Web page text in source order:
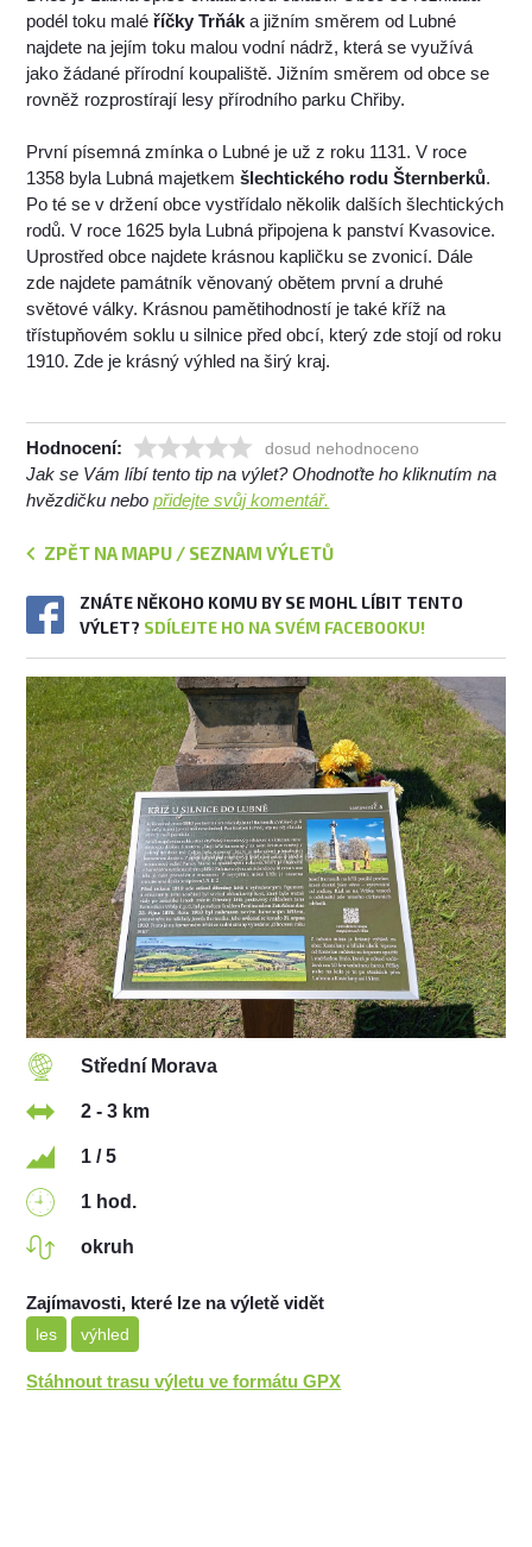
podél toku maléříčky Trňák a jižním směrem od Lubné
najdete na jejím toku malou vodní nádrž, která se využívá
jako žádané přírodní koupaliště. Jižním směrem od obce se
rovněž rozprostírají lesy přírodního parku Chřiby.
První písemná zmínka o Lubné je už z roku 1131. V roce
1358 byla Lubná majetkemšlechtického rodu Šternberků.
Po té se v držení obce vystřídalo několik dalších šlechtických
rodů. V roce 1625 byla Lubná připojena k panství Kvasovice.
Uprostřed obce najdete krásnou kapličku se zvonicí. Dále
zde najdete památník věnovaný obětem první a druhé
světové války. Krásnou pamětihodností je také kříž na
třístupňovém soklu u silnice před obcí, který zde stojí od roku
1910. Zde je krásný výhled na širý kraj.
Hodnocení: dosud nehodnoceno
Jak se Vám líbí tento tip na výlet? Ohodnoťte ho kliknutím na
hvězdičku nebopřidejte svůj komentář.
ZPĚT NA MAPU / SEZNAM VÝLETŮ
ZNÁTE NĚKOHO KOMU BY SE MOHL LÍBIT TENTO
VÝLET? SDÍLEJTE HO NA SVÉM FACEBOOKU!
Střední Morava
2 - 3 km
1 / 5
1 hod.
okruh
Zajímavosti, které lze na výletě vidět
les výhled
Stáhnout trasu výletu ve formátu GPX